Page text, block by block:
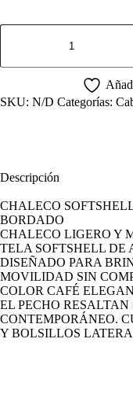
CHALECO
SPANDEX.
SKU: N/D Categorías:
Descripción
CHALECO
BORDADO
CHALECO LIGERO Y
TELA SOFTSHELL DE
DISEÑADO PARA
MOVILIDAD SIN
COLOR CAFÉ
EL PECHO
CONTEMPORÁNEO.
Y BOLSILLOS